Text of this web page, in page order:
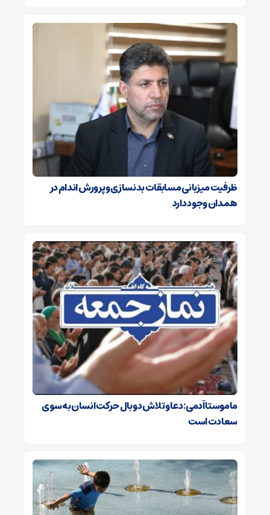
ظرفیت میزبانی مسابقات بدنسازی و پرورش اندام در
همدان وجود دارد
ماموستا آدمی: دعا و تلاش دو بال حرکت انسان به سوی
سعادت است